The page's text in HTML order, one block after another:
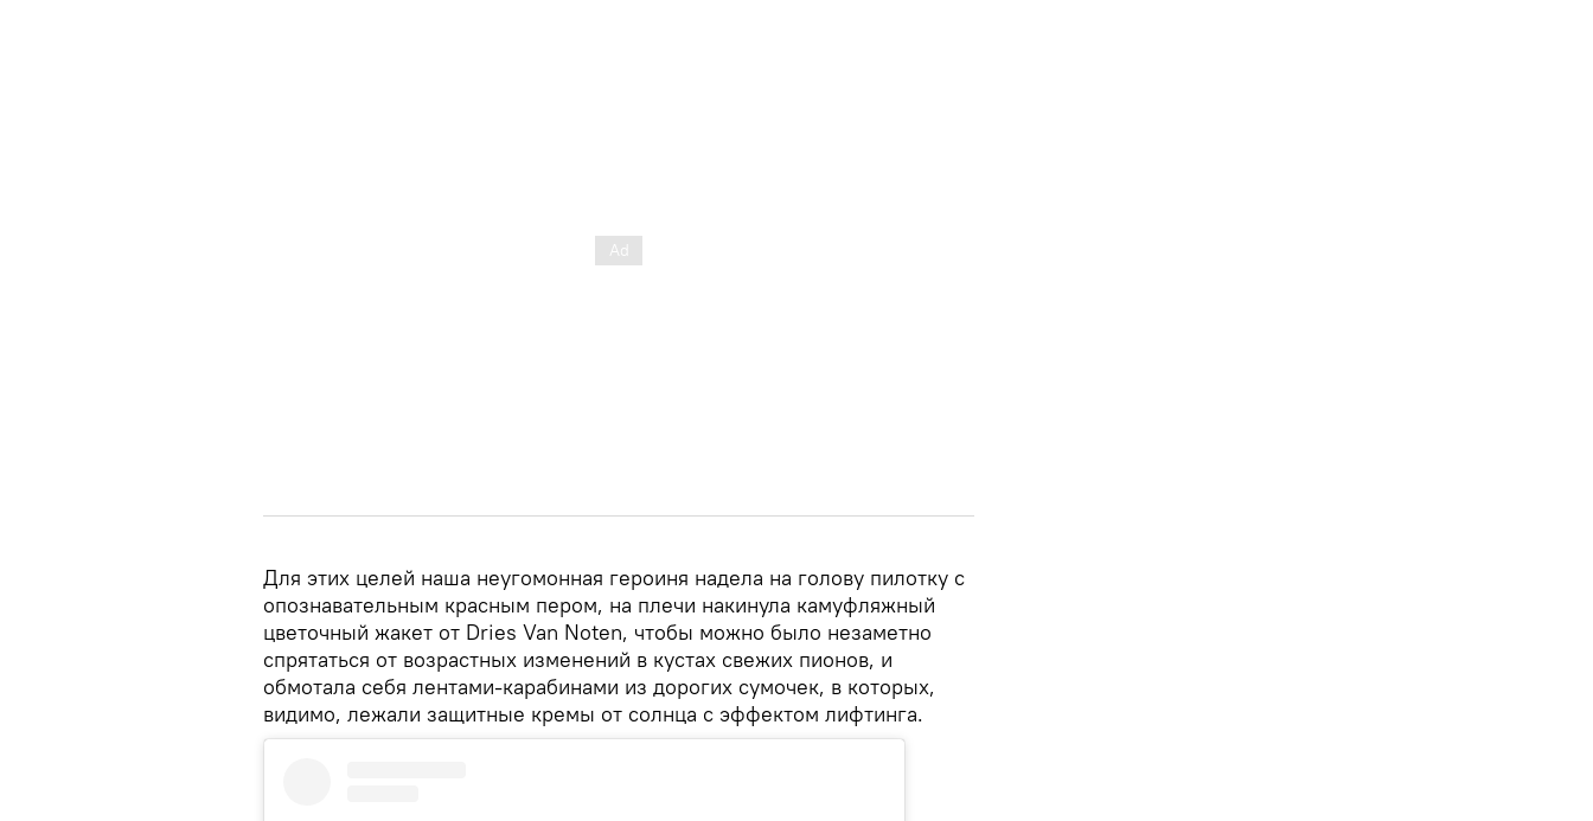
Для этих целей наша неугомонная героиня надела на голову пилотку с
опознавательным красным пером, на плечи накинула камуфляжный
цветочный жакет от Dries Van Noten, чтобы можно было незаметно
спрятаться от возрастных изменений в кустах свежих пионов, и
обмотала себя лентами-карабинами из дорогих сумочек, в которых,
видимо, лежали защитные кремы от солнца с эффектом лифтинга.